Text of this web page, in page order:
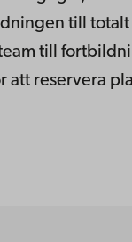
till totalt
till
att reservera